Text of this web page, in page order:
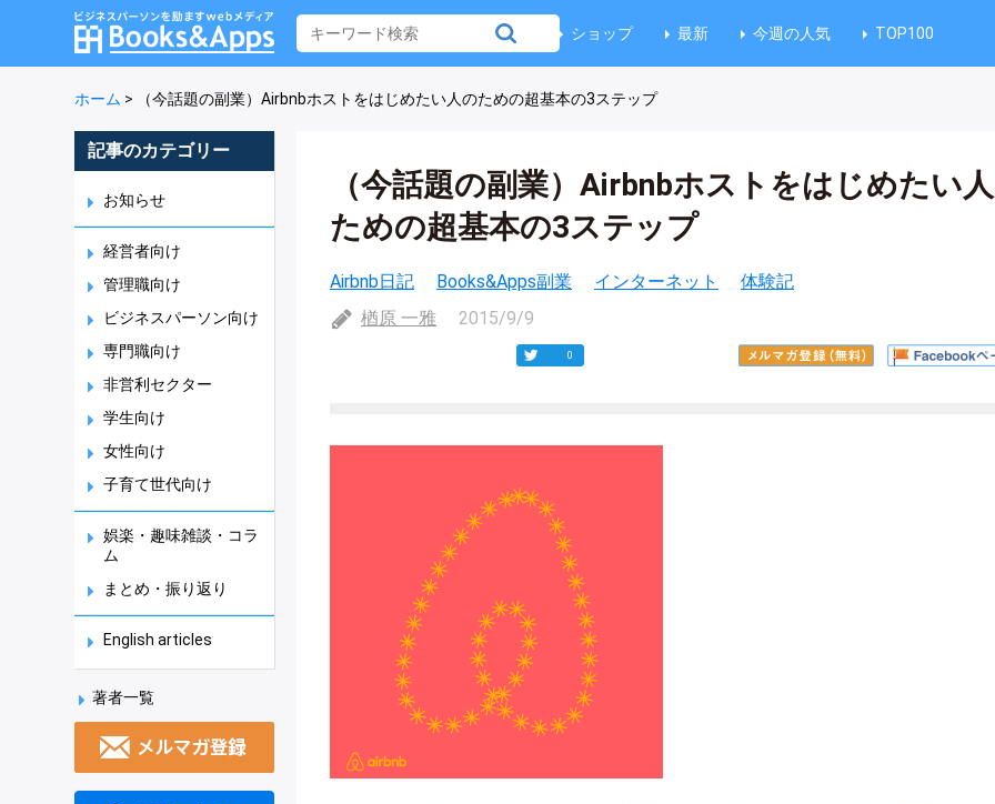
ショップ 最新 今週の人気 TOP100
ホーム > （今話題の副業）Airbnbホストをはじめたい人のための超基本の3ステップ
記事のカテゴリー
お知らせ
経営者向け
管理職向け
ビジネスパーソン向け
専門職向け
非営利セクター
学生向け
女性向け
子育て世代向け
娯楽・趣味雑談・コラ
ム
まとめ・振り返り
English articles
著者一覧
（今話題の副業）Airbnbホストをはじめたい
ための超基本の3ステップ
Airbnb日記 Books&Apps副業 インターネット
体験記
楢原 一雅
2015/9/9
0